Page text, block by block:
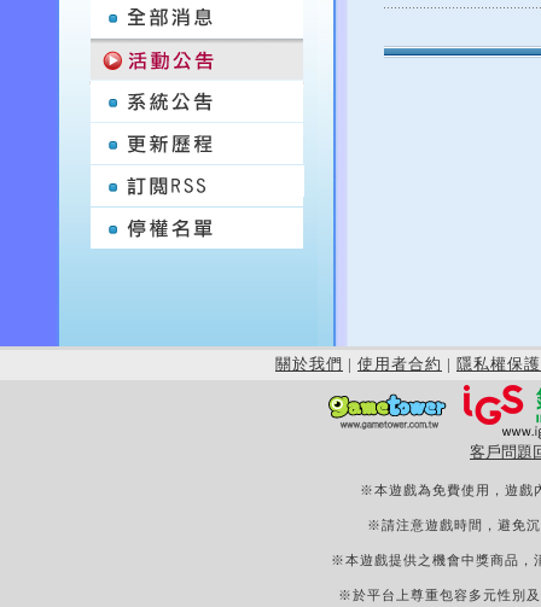
關於我們 | 使用者合約 | 隱私權保護
客戶問題
※本遊戲為免費使用，遊戲
※請注意遊戲時間，避免
※本遊戲提供之機會中獎商品，
※於平台上尊重包容多元性別